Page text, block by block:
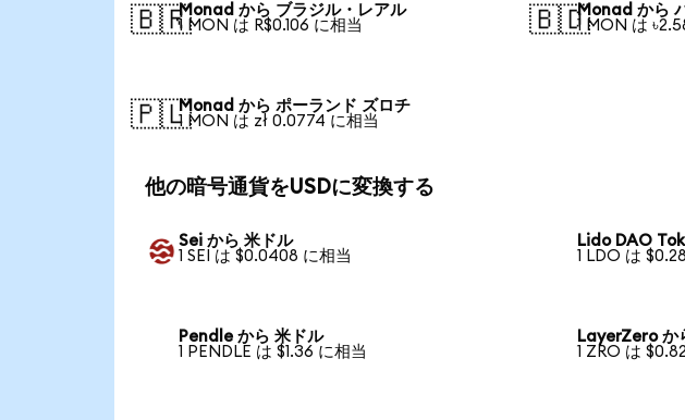
🇧🇷Monad から ブラジル・レアル
1 MON は R$0.106 に相当
🇧🇩Monad から
1 MON は
🇵🇱Monad から ポーランド ズロチ
1 MON は zł 0.0774 に相当
他の暗号通貨をUSDに変換する
Sei から 米ドル
1 SEI は $0.0408 に相当
Lido DAO
1 LDO は
Pendle から 米ドル
1 PENDLE は $1.36 に相当
LayerZero か
1 ZRO は